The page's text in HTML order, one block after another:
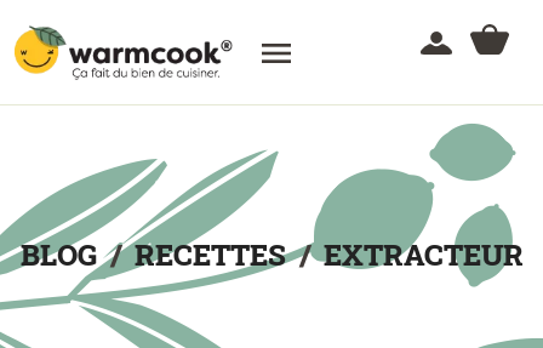

BLOG RECETTES EXTRACTEUR